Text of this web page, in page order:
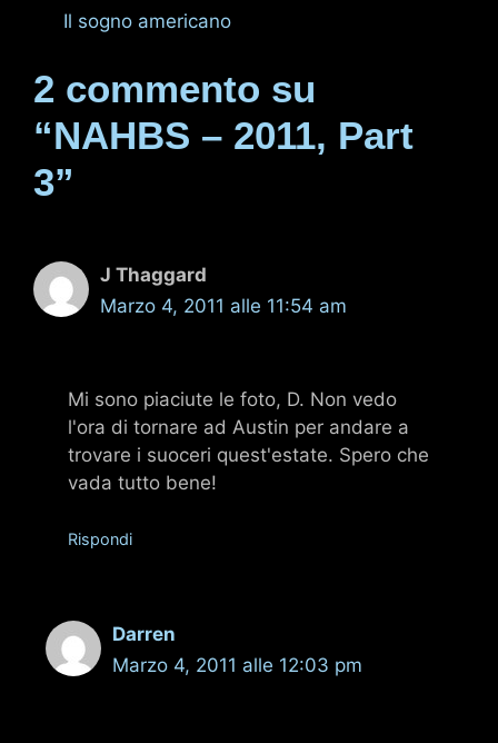
Il sogno americano
2 commento su
“NAHBS – 2011, Part
3”
J Thaggard
Marzo 4, 2011 alle 11:54 am
Mi sono piaciute le foto, D. Non vedo
l'ora di tornare ad Austin per andare a
trovare i suoceri quest'estate. Spero che
vada tutto bene!
Rispondi
Darren
Marzo 4, 2011 alle 12:03 pm